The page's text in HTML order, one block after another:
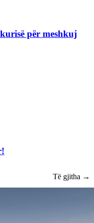
për meshkuj
Të gjitha →